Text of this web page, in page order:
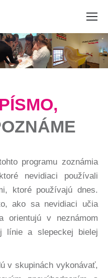
programu zoznámia
nevidiaci používali
ktoré používajú dnes.
ako sa nevidiaci učia
v neznámom
línie a slepeckej bielej
v skupinách vykonávať,